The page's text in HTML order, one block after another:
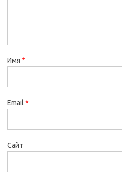
Имя *
Email *
Сайт